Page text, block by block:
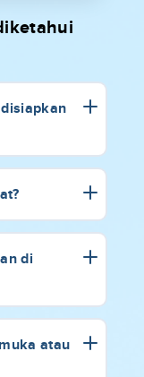
di
atau